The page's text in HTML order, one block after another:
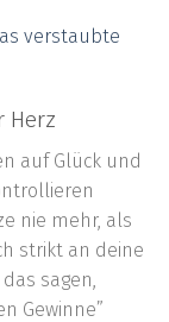
verstaubte
Herz
auf Glück und
nie mehr, als
strikt an deine
sagen,
Gewinne”